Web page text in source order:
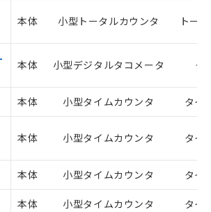
本体 小型トータルカウンタ トー
本体 小型デジタルタコメータ タ
本体 小型タイムカウンタ タイ
本体 小型タイムカウンタ タイ
本体 小型タイムカウンタ タイ
本体 小型タイムカウンタ タイ
一定数以上の在庫あり
一定数には満たないが在庫あり
を提供させていただくもので
ビスの対象外となる商品もある
ご了承ください。
ている更新日時点での社内デー
づき作成されるものであり、閲
た時点での実際の在庫および標
とは異なる場合があることをご
納期状況および標準価格はお客
取引先、またはお客様担当のオ
制御機器販売店・当社販売員に